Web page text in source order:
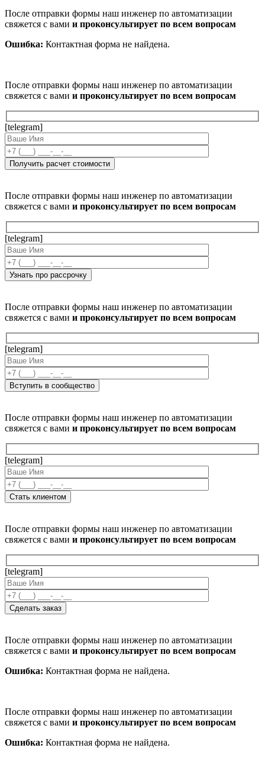
После отправки формы наш инженер по автоматизации
свяжется с вами и проконсультирует по всем вопросам
Ошибка: Контактная форма не найдена.
После отправки формы наш инженер по автоматизации
свяжется с вами и проконсультирует по всем вопросам
[telegram]
После отправки формы наш инженер по автоматизации
свяжется с вами и проконсультирует по всем вопросам
[telegram]
После отправки формы наш инженер по автоматизации
свяжется с вами и проконсультирует по всем вопросам
[telegram]
После отправки формы наш инженер по автоматизации
свяжется с вами и проконсультирует по всем вопросам
[telegram]
После отправки формы наш инженер по автоматизации
свяжется с вами и проконсультирует по всем вопросам
[telegram]
После отправки формы наш инженер по автоматизации
свяжется с вами и проконсультирует по всем вопросам
Ошибка: Контактная форма не найдена.
После отправки формы наш инженер по автоматизации
свяжется с вами и проконсультирует по всем вопросам
Ошибка: Контактная форма не найдена.